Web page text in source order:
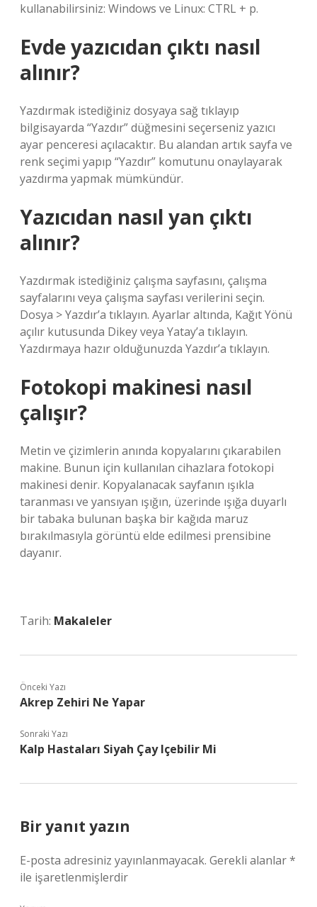
kullanabilirsiniz: Windows ve Linux: CTRL + p.
Evde yazıcıdan çıktı nasıl
alınır?
Yazdırmak istediğiniz dosyaya sağ tıklayıp
bilgisayarda “Yazdır” düğmesini seçerseniz yazıcı
ayar penceresi açılacaktır. Bu alandan artık sayfa ve
renk seçimi yapıp “Yazdır” komutunu onaylayarak
yazdırma yapmak mümkündür.
Yazıcıdan nasıl yan çıktı
alınır?
Yazdırmak istediğiniz çalışma sayfasını, çalışma
sayfalarını veya çalışma sayfası verilerini seçin.
Dosya > Yazdır’a tıklayın. Ayarlar altında, Kağıt Yönü
açılır kutusunda Dikey veya Yatay’a tıklayın.
Yazdırmaya hazır olduğunuzda Yazdır’a tıklayın.
Fotokopi makinesi nasıl
çalışır?
Metin ve çizimlerin anında kopyalarını çıkarabilen
makine. Bunun için kullanılan cihazlara fotokopi
makinesi denir. Kopyalanacak sayfanın ışıkla
taranması ve yansıyan ışığın, üzerinde ışığa duyarlı
bir tabaka bulunan başka bir kağıda maruz
bırakılmasıyla görüntü elde edilmesi prensibine
dayanır.
Tarih: Makaleler
Önceki Yazı
Akrep Zehiri Ne Yapar
Sonraki Yazı
Kalp Hastaları Siyah Çay Içebilir Mi
Bir yanıt yazın
E-posta adresiniz yayınlanmayacak. Gerekli alanlar*
ile işaretlenmişlerdir